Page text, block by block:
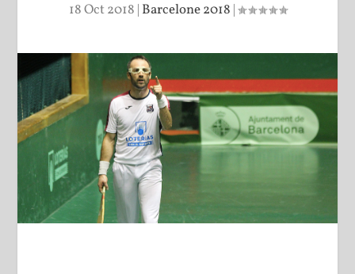
18 Oct 2018 | Barcelone 2018 |